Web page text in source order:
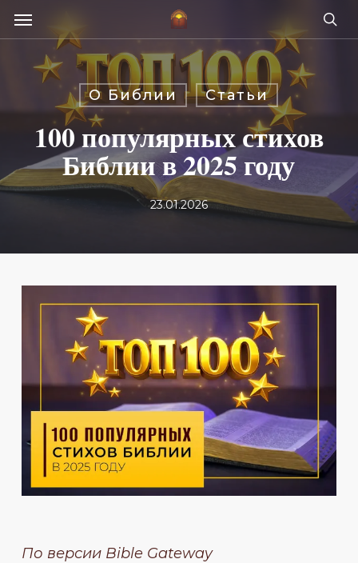
main
content
Menu
О Библии Статьи
100 популярных стихов
Библии в 2025 году
23.01.2026
По версии Bible Gateway